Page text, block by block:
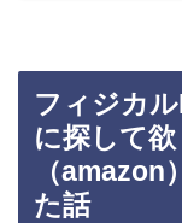
フィジカ
に探して
（
た話